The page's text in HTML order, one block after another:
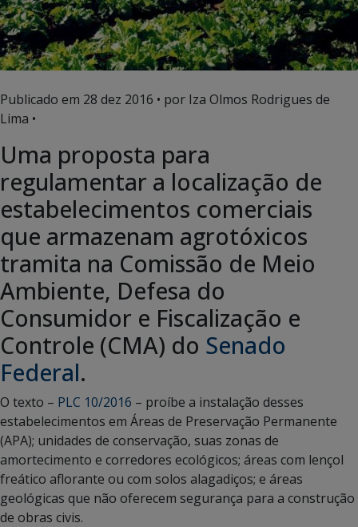
Publicado em 28 dez 2016 • por Iza Olmos Rodrigues de
Lima •
Uma proposta para
regulamentar a localização de
estabelecimentos comerciais
que armazenam agrotóxicos
tramita na Comissão de Meio
Ambiente, Defesa do
Consumidor e Fiscalização e
Controle (CMA) do Senado
Federal.
O texto – PLC 10/2016 – proíbe a instalação desses
estabelecimentos em Áreas de Preservação Permanente
(APA); unidades de conservação, suas zonas de
amortecimento e corredores ecológicos; áreas com lençol
freático aflorante ou com solos alagadiços; e áreas
geológicas que não oferecem segurança para a construção
de obras civis.